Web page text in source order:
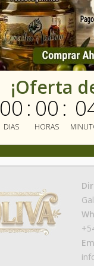
¡Oferta
00
DIAS
: 00
HORAS
: